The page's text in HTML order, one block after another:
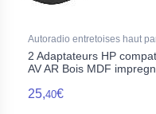
Autoradio entretoises haut
2 Adaptateurs HP
AV AR Bois MDF
25,40€